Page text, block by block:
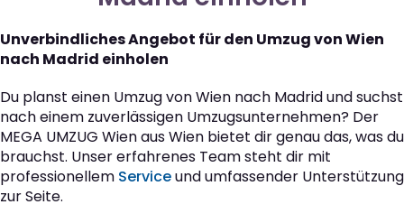
Unverbindliches Angebot für den Umzug von Wien
nach Madrid einholen
Du planst einen Umzug von Wien nach Madrid und suchst
nach einem zuverlässigen Umzugsunternehmen? Der
MEGA UMZUG Wien aus Wien bietet dir genau das, was du
brauchst. Unser erfahrenes Team steht dir mit
professionellem Serviceund umfassender Unterstützung
zur Seite.